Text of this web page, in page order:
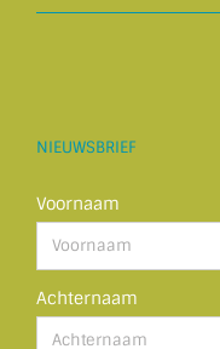
NIEUWSBRIEF
Voornaam
Achternaam